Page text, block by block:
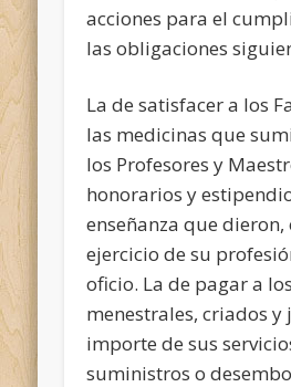
acciones para el
las obligaciones
La de satisfacer a los
las medicinas que
los Profesores y
honorarios y
enseñanza que dieron,
ejercicio de su
oficio. La de pagar a los
menestrales, criados y
importe de sus
suministros o